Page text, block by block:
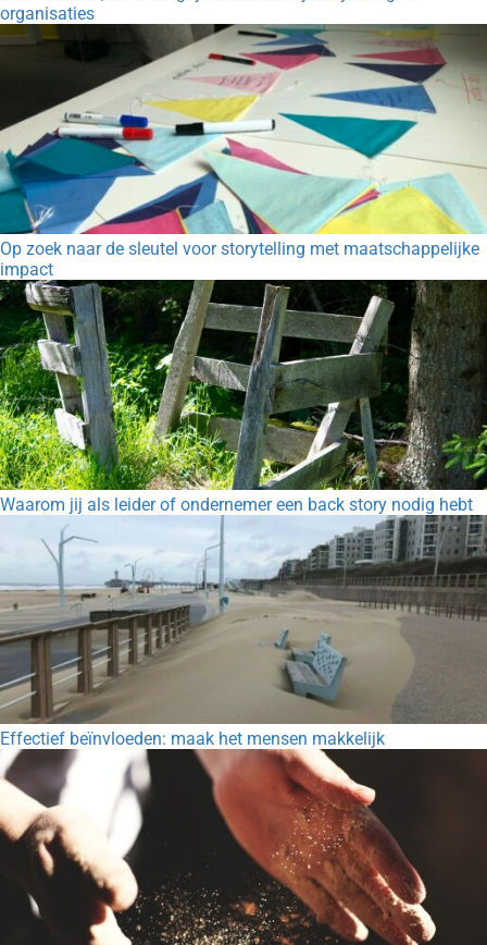
organisaties
Op zoek naar de sleutel voor storytelling met maatschappelijke
impact
Waarom jij als leider of ondernemer een back story nodig hebt
Effectief beïnvloeden: maak het mensen makkelijk